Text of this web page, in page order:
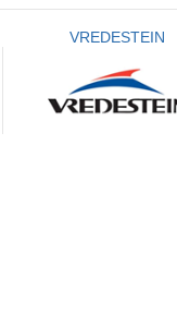
VREDESTEIN